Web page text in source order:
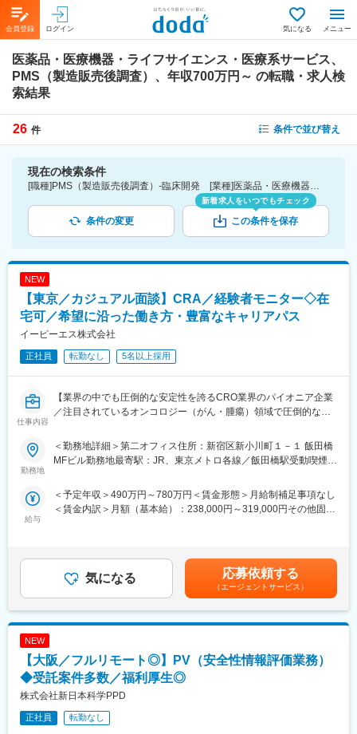
会員登録 ログイン 気になる メニュー
医薬品・医療機器・ライフサイエンス・医療系サービス、
PMS（製造販売後調査）、年収700万円～ の転職・求人検
索結果
26 件 条件で並び替え
現在の検索条件
[職種]PMS（製造販売後調査）-臨床開発 [業種]医薬品・医療機器・ライフサイエンス・医療系サービス [年収]700万円～
条件の変更
新着求人をいつでもチェック
この条件を保存
NEW
【東京／カジュアル面談】CRA／経験者モニター◇在
宅可／希望に沿った働き方・豊富なキャリアパス
イーピーエス株式会社
正社員 転勤なし 5名以上採用
仕事内容
【業界の中でも圧倒的な安定性を誇るCRO業界のパイオニア企業
／注目されているオンコロジー（がん・腫瘍）領域で圧倒的な実
■職務内容：【変更の範囲：会社の定める業務】
医薬品・再生医療等製品に関わる臨床試験のモニタリング業務を
がら高品質なモニタリング業務を実行することが可能です。
契約事項、GCP、SOP、その他関連する法規制等を遵守し、受託
分業制ではなく、試験の立ち上げから終了までの一連の業務に携
わることができます。
※所属は、モニタリングセンターかグローバルリサーチセンターの
いずれかを予定しております。
【豊富な受託案件】国内トップクラスの受託実績を誇る同社で
領域は在籍しているCRAの過半数が経験済みというほど豊富な実
績を誇っています。グローバルスタディの比率も6割を占め、注目
されている再生医療分野も累積70件以上に及びます。丁寧で高品
質なモニタリング業務より、国内外のメーカーから厚い信頼を獲
得し、近年はプリファード契約が増加しています。
■同社の魅力：
勤務地
＜勤務地詳細＞第二オフィス住所：新宿区新小川町１－１ 飯田橋
MFビル勤務地最寄駅：JR、東京メトロ各線／飯田橋駅受動喫煙対
ーク含む）
給与
＜予定年収＞490万円～780万円＜賃金形態＞月給制補足事項なし
＜賃金内訳＞月額（基本給）：238,000円～319,000円その他固定
年1回（10月）■賞与：年3回（6月・12月・10月）■年収例：678
万円／CRA経験6年・33歳／月給35.4万円 ※別途時間外手当有
577万円／CRA経験3年・30歳／月給29.4万円 ※別途時間外手当有
賃金はあくまでも目安の金額であり、選考を通じて上下する可能
性があります。月給(月額)は固定手当を含めた表記です。
気になる 応募依頼する
（エージェントサービス）
NEW
【大阪／フルリモート◎】PV（安全性情報評価業務）
◆受託案件多数／福利厚生◎
株式会社新日本科学PPD
正社員 転勤なし